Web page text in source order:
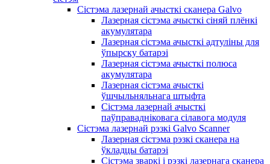
Сістэма лазернай ачысткі сканера Galvo
Лазерная сістэма ачысткі сіняй плёнкі
акумулятара
Лазерная сістэма ачысткі адтуліны для
ўпырску батарэі
Лазерная сістэма ачысткі полюса
акумулятара
Лазерная сістэма ачысткі
ўшчыльняльнага штыфта
Сістэма лазернай ачысткі
паўправадніковага сілавога модуля
Сістэма лазернай рэзкі Galvo Scanner
Лазерная сістэма рэзкі сканера на
ўкладцы батарэі
Сістэма зваркі і рэзкі лазернага сканера